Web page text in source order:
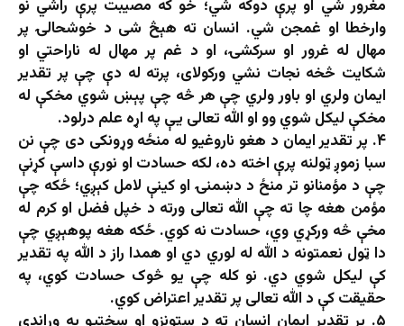
مغرور شي او پرې دوکه شي؛ خو که مصیبت پرې راشي نو
وارخطا او غمجن شي. انسان ته هېڅ شی د خوشحالۍ پر
مهال له غرور او سرکشۍ، او د غم پر مهال له ناراحتي او
شکايت څخه نجات نشي ورکولای، پرته له دې چې پر تقدیر
ایمان ولري او باور ولري چې هر څه چې پېښ شوي مخکې له
مخکې لیکل شوي وو او الله تعالی یې په اړه علم درلود.
۴. پر تقدیر ایمان د هغو ناروغیو له منځه وړونکی دی چې نن
سبا زموږ ټولنه پرې اخته ده، لکه حسادت او نورې داسې کړنې
چې د مؤمنانو تر منځ د دښمنۍ او کینې لامل کېږي؛ ځکه چې
مؤمن هغه چا ته چې الله تعالی ورته د خپل فضل او کرم له
مخې څه ورکړي وي، حسادت نه کوي. ځکه هغه پوهېږي چې
دا ټول نعمتونه د الله له لوري دي او همدا راز د الله په تقدیر
کې لیکل شوي دي. نو کله چې یو څوک حسادت کوي، په
حقیقت کې د الله تعالی پر تقدیر اعتراض کوي.